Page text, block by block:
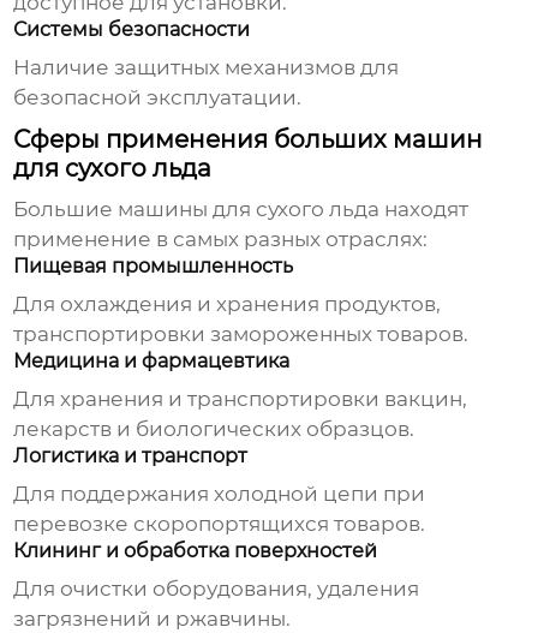
Системы безопасности
Наличие защитных механизмов для
безопасной эксплуатации.
Сферы применения больших машин
для сухого льда
Большие машины для сухого льда находят
применение в самых разных отраслях:
Пищевая промышленность
Для охлаждения и хранения продуктов,
транспортировки замороженных товаров.
Медицина и фармацевтика
Для хранения и транспортировки вакцин,
лекарств и биологических образцов.
Логистика и транспорт
Для поддержания холодной цепи при
перевозке скоропортящихся товаров.
Клининг и обработка поверхностей
Для очистки оборудования, удаления
загрязнений и ржавчины.